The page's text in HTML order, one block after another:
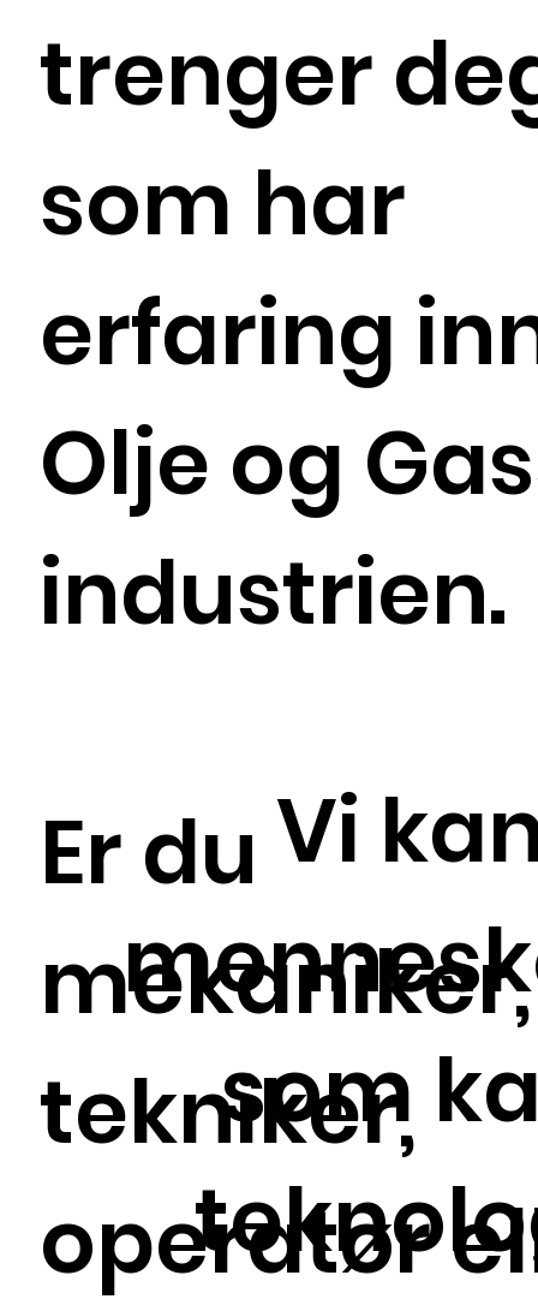
Vi
som
trenger
som har
erfaring
Olje og
industrien.
Er du
mekaniker,
tekniker,
operatør